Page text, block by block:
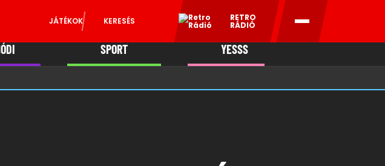
JÁTÉKOK KERESÉS RETRO
RÁDIÓ
SPORT YESSS